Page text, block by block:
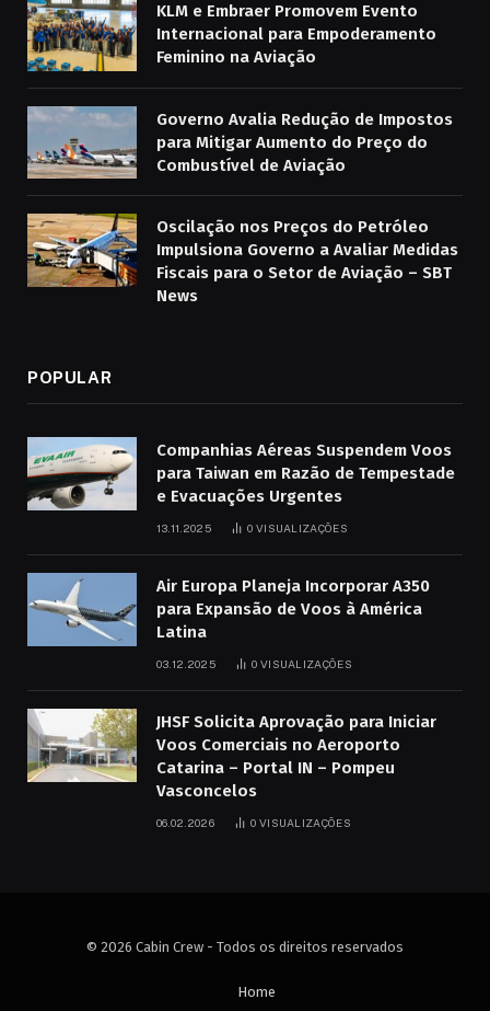
KLM e Embraer Promovem Evento
Internacional para Empoderamento
Feminino na Aviação
Governo Avalia Redução de Impostos
para Mitigar Aumento do Preço do
Combustível de Aviação
Oscilação nos Preços do Petróleo
Impulsiona Governo a Avaliar Medidas
Fiscais para o Setor de Aviação – SBT
News
POPULAR
Companhias Aéreas Suspendem Voos
para Taiwan em Razão de Tempestade
e Evacuações Urgentes
13.11.2025 0 VISUALIZAÇÕES
Air Europa Planeja Incorporar A350
para Expansão de Voos à América
Latina
03.12.2025 0 VISUALIZAÇÕES
JHSF Solicita Aprovação para Iniciar
Voos Comerciais no Aeroporto
Catarina – Portal IN – Pompeu
Vasconcelos
06.02.2026 0 VISUALIZAÇÕES
© 2026 Cabin Crew - Todos os direitos reservados
Home